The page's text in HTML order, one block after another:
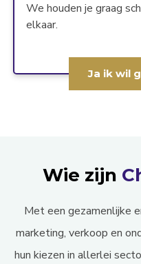
We houden je graag
elkaar.
Ja ik wil
Wie zijn
Met een gezamenlijke
marketing, verkoop en
hun kiezen in allerlei